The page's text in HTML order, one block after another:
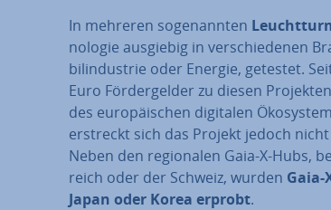
In mehreren so­ge­nann­ten
no­lo­gie ausgiebig in ver­schie­de­nen
bil­in­dus­trie oder Energie, getestet.
Euro För­der­gel­der zu diesen
des eu­ro­päi­schen digitalen
erstreckt sich das Projekt jedoch
Neben den re­gio­na­len Gaia-X-Hubs,
reich oder der Schweiz, wurden
Japan oder Korea erprobt.